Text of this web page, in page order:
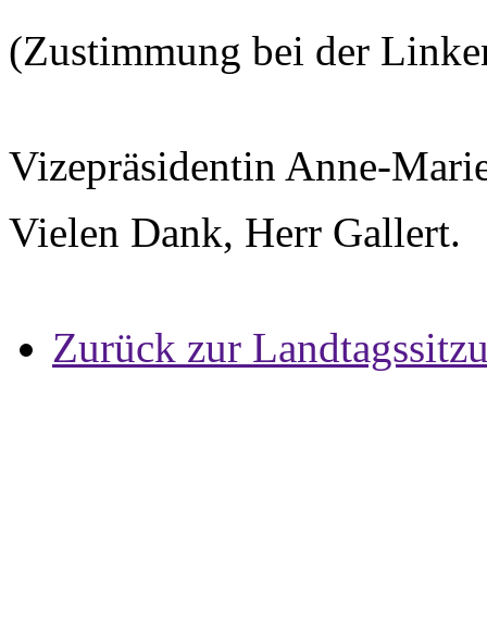
(Zustimmung bei der
Vizepräsidentin Anne-
Vielen Dank, Herr Gallert.
Zurück zur